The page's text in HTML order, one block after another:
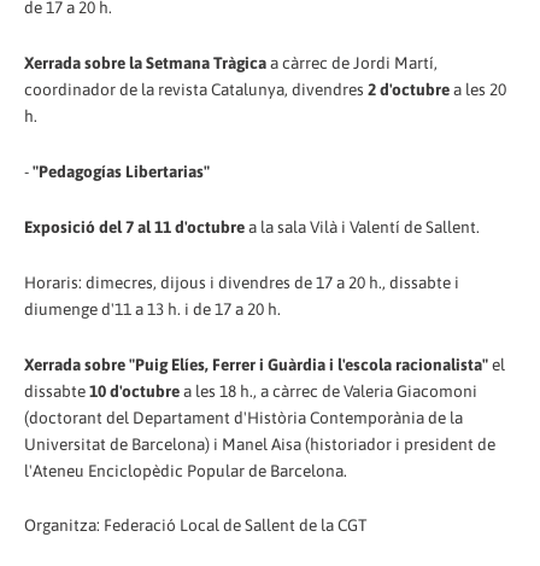
de 17 a 20 h.
Xerradasobre la Setmana Tràgicaa càrrec de Jordi Martí,
coordinador de la revista Catalunya, divendres 2 d'octubrea les 20
h.
-"Pedagogías Libertarias"
Exposició del 7 al 11 d'octubrea la sala Vilà i Valentí de Sallent.
Horaris: dimecres, dijous i divendres de 17 a 20 h., dissabte i
diumenge d'11 a 13 h. i de 17 a 20 h.
Xerrada sobre "Puig Elíes, Ferrer i Guàrdia i l'escola racionalista"el
dissabte10 d'octubrea les 18 h., a càrrec de Valeria Giacomoni
(doctorant del Departament d'Història Contemporània de la
Universitat de Barcelona) i Manel Aisa (historiador i president de
l'Ateneu Enciclopèdic Popular de Barcelona.
Organitza: Federació Local de Sallent de la CGT